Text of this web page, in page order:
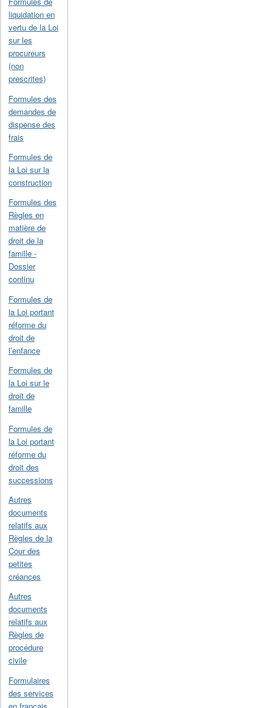
liquidation en
vertu de la Loi
sur les
procureurs
(non
prescrites)
Formules des
demandes de
dispense des
frais
Formules de
la Loi sur la
construction
Formules des
Règles en
matière de
droit de la
famille -
Dossier
continu
Formules de
la Loi portant
réforme du
droit de
l’enfance
Formules de
la Loi sur le
droit de
famille
Formules de
la Loi portant
réforme du
droit des
successions
Autres
documents
relatifs aux
Règles de la
Cour des
petites
créances
Autres
documents
relatifs aux
Règles de
procédure
civile
Formulaires
des services
en français